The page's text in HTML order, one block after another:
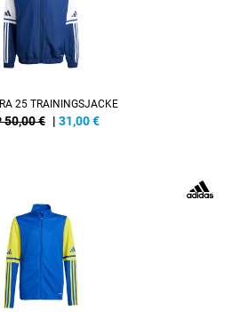
25 TRAININGSJACKE
50,00 € | 31,00€